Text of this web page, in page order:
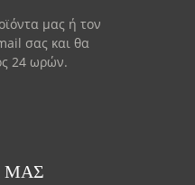
μας ή τον
σας και θα
24 ωρών.
ΜΑΣ